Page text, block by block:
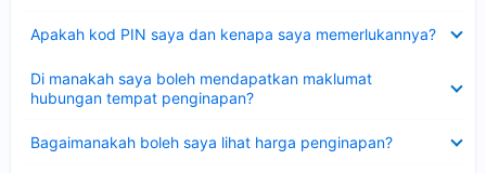
Apakah kod PIN saya dan kenapa saya memerlukannya?
Di manakah saya boleh mendapatkan maklumat
hubungan tempat penginapan?
Bagaimanakah boleh saya lihat harga penginapan?